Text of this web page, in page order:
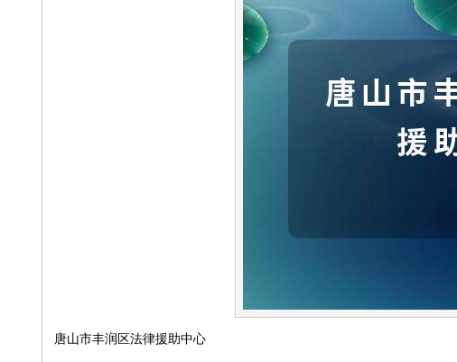
唐山市丰润区法律援助中心